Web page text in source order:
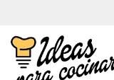
Saltar
al